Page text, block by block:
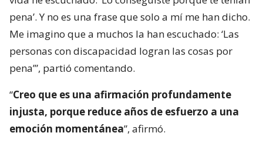
pena’. Y no es una frase que solo a mí me han dicho.
Me imagino que a muchos la han escuchado: ‘Las
personas con discapacidad logran las cosas por
pena’”, partió comentando.
“Creo que es una afirmación profundamente
injusta, porque reduce años de esfuerzo a una
emoción momentánea”, afirmó.